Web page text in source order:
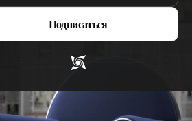
Подписаться